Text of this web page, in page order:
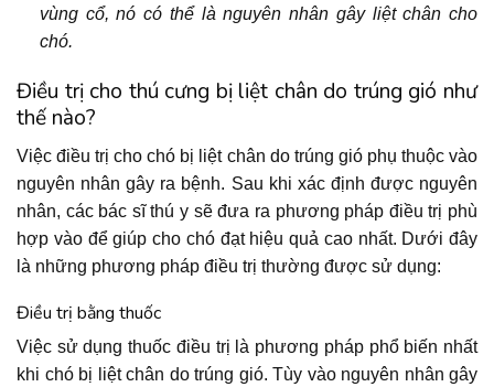
vùng cổ, nó có thể là nguyên nhân gây liệt chân cho
chó.
Điều trị cho thú cưng bị liệt chân do trúng gió như
thế nào?
Việc điều trị cho chó bị liệt chân do trúng gió phụ thuộc vào
nguyên nhân gây ra bệnh. Sau khi xác định được nguyên
nhân, các bác sĩ thú y sẽ đưa ra phương pháp điều trị phù
hợp vào để giúp cho chó đạt hiệu quả cao nhất. Dưới đây
là những phương pháp điều trị thường được sử dụng:
Điều trị bằng thuốc
Việc sử dụng thuốc điều trị là phương pháp phổ biến nhất
khi chó bị liệt chân do trúng gió. Tùy vào nguyên nhân gây